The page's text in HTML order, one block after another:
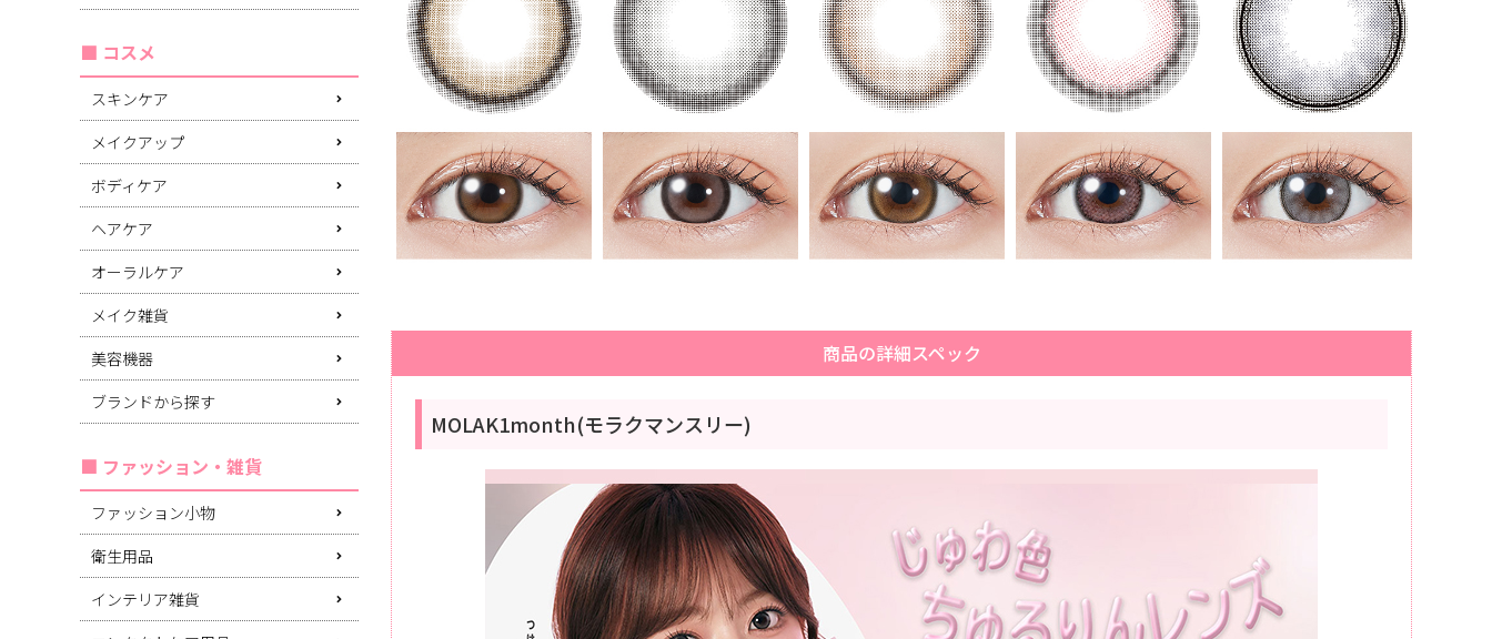
コスメ
スキンケア
メイクアップ
ボディケア
ヘアケア
オーラルケア
メイク雑貨
美容機器
ブランドから探す
ファッション・雑貨
ファッション小物
衛生用品
インテリア雑貨
商品の詳細スペック
MOLAK1month(モラクマンスリー)